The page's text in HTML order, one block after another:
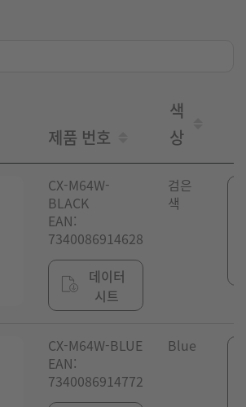
제품 번호
색
상
CX-M64W-
BLACK
EAN:
7340086914628
데이터
시트
검은
색
CX-M64W-BLUE
EAN:
7340086914772
Blue